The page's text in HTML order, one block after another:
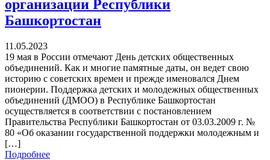
организации Республики
Башкортостан
11.05.2023
19 мая в России отмечают День детских общественных
объединений. Как и многие памятные даты, он ведет свою
историю с советских времен и прежде именовался Днем
пионерии. Поддержка детских и молодежных общественных
объединений (ДМОО) в Республике Башкортостан
осуществляется в соответствии с постановлением
Правительства Республики Башкортостан от 03.03.2009 г. №
80 «Об оказании государственной поддержки молодежным и
[…]
Подробнее